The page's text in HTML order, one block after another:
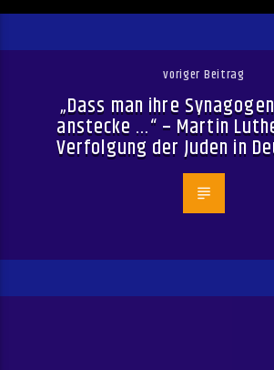
voriger Beitrag
„Dass man ihre
anstecke …“ – Martin
Verfolgung der Juden in